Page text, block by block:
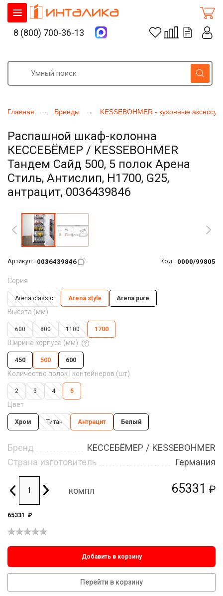
Главная Бренды KESSEBOHMER - кухонные
Распашной шкаф-колонна
КЕССЕБЁМЕР / KESSEBOHMER
Тандем Сайд 500, 5 полок Арена
Стиль, Антислип, H1700, G25,
антрацит, 0036439846
Артикул: 0036439846 Код: 0000/99805
65331 ₽
Серия
Arena classic Arena style Arena pure
Высота (мм)
600 800 1100 1700
Ширина корпуса (мм)
450 500 600
Количество полок | контейнеров (шт)
2 3 4 5
Цвет
Хром Титан Антрацит Белый
Бренд
КЕССЕБЁМЕР / KESSEBOHMER
Страна изготовитель
Германия
компл
65331 ₽
Добавить в корзину
Перейти в корзину
8 (800) 700-36-13